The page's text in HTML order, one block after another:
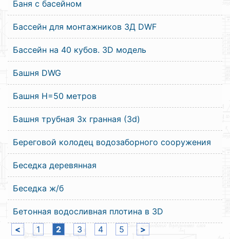
Баня с басейном
Бассейн для монтажников 3Д DWF
Бассейн на 40 кубов. 3D модель
Башня DWG
Башня Н=50 метров
Башня трубная 3х гранная (3d)
Береговой колодец водозаборного сооружения
Беседка деревянная
Беседка ж/б
Бетонная водосливная плотина в 3D
<
1 2 3 4 5 >